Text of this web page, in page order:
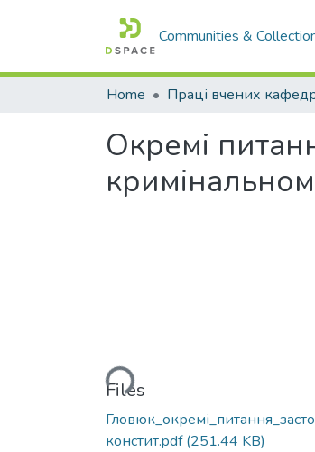
Communities &
Home Праці вчених
Окремі
Loading...
Files
констит.pdf(251.44 KB)